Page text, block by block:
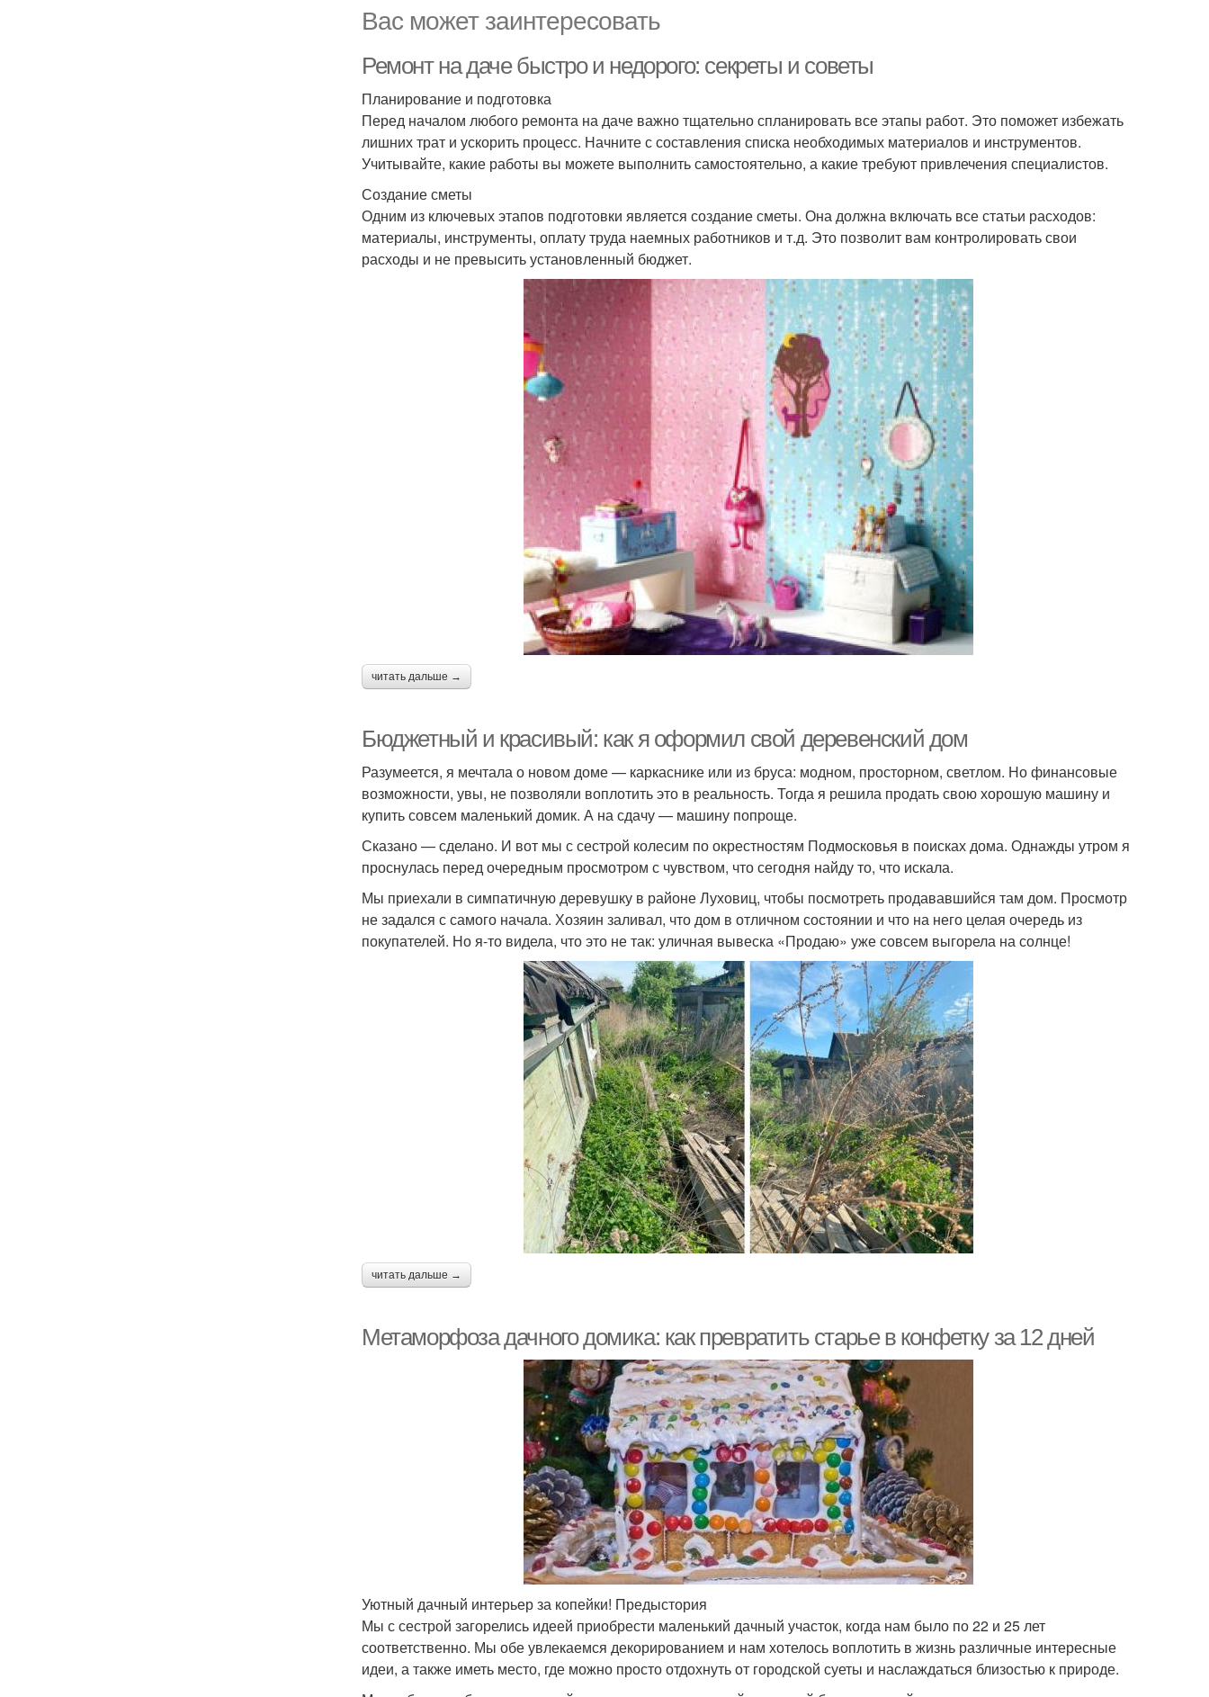
Вас может заинтересовать
Ремонт на даче быстро и недорого: секреты и советы
Планирование и подготовка
Перед началом любого ремонта на даче важно тщательно спланировать все этапы работ. Это поможет избежать
лишних трат и ускорить процесс. Начните с составления списка необходимых материалов и инструментов.
Учитывайте, какие работы вы можете выполнить самостоятельно, а какие требуют привлечения специалистов.
Создание сметы
Одним из ключевых этапов подготовки является создание сметы. Она должна включать все статьи расходов:
материалы, инструменты, оплату труда наемных работников и т.д. Это позволит вам контролировать свои
расходы и не превысить установленный бюджет.
читать дальше →
Бюджетный и красивый: как я оформил свой деревенский дом
Разумеется, я мечтала о новом доме — каркаснике или из бруса: модном, просторном, светлом. Но финансовые
возможности, увы, не позволяли воплотить это в реальность. Тогда я решила продать свою хорошую машину и
купить совсем маленький домик. А на сдачу — машину попроще.
Сказано — сделано. И вот мы с сестрой колесим по окрестностям Подмосковья в поисках дома. Однажды утром я
проснулась перед очередным просмотром с чувством, что сегодня найду то, что искала.
Мы приехали в симпатичную деревушку в районе Луховиц, чтобы посмотреть продававшийся там дом. Просмотр
не задался с самого начала. Хозяин заливал, что дом в отличном состоянии и что на него целая очередь из
покупателей. Но я-то видела, что это не так: уличная вывеска «Продаю» уже совсем выгорела на солнце!
читать дальше →
Метаморфоза дачного домика: как превратить старье в конфетку за 12 дней
Уютный дачный интерьер за копейки! Предыстория
Мы с сестрой загорелись идеей приобрести маленький дачный участок, когда нам было по 22 и 25 лет
соответственно. Мы обе увлекаемся декорированием и нам хотелось воплотить в жизнь различные интересные
идеи, а также иметь место, где можно просто отдохнуть от городской суеты и наслаждаться близостью к природе.